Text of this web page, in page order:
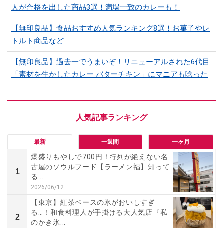
人が合格を出した商品3選！満場一致のカレーも！
【無印良品】食品おすすめ人気ランキング8選！お菓子やレ
トルト商品など
【無印良品】過去一でうまいぞ！リニューアルされた6代目
「素材を生かしたカレー バターチキン」にマニアも唸った
最新 一週間 一ヶ月
1
爆盛りもやしで700円！行列が絶えない名
古屋のソウルフード【ラーメン福】知って
る...
2026/06/12
2
【東京】紅茶ベースの氷がおいしすぎ
る…！和食料理人が手掛ける大人気店『私
のかき氷...